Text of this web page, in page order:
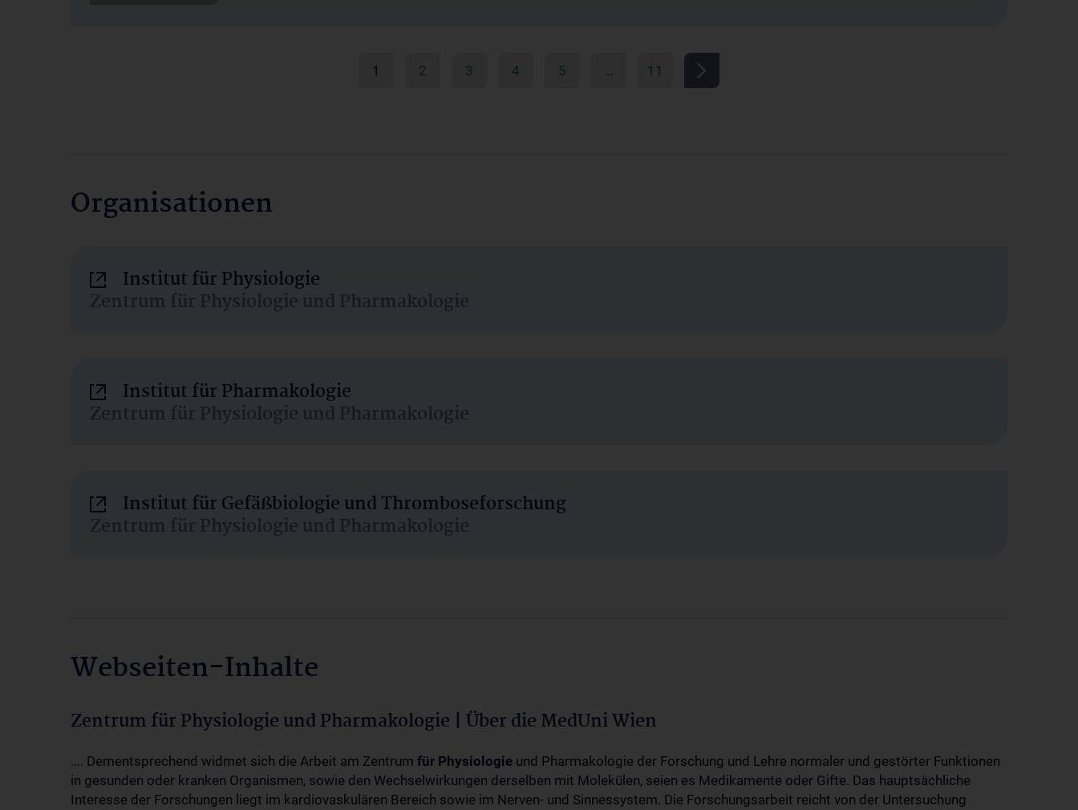
1 2 3 4 5 … 11
Organisationen
Institut für Physiologie
Zentrum für Physiologie und Pharmakologie
Institut für Pharmakologie
Zentrum für Physiologie und Pharmakologie
Institut für Gefäßbiologie und Thromboseforschung
Zentrum für Physiologie und Pharmakologie
Webseiten-Inhalte
Zentrum für Physiologie und Pharmakologie | Über die MedUni Wien
.... Dementsprechend widmet sich die Arbeit am Zentrum für Physiologie und Pharmakologie der Forschung und Lehre normaler und gestörter Funktionen
in gesunden oder kranken Organismen, sowie den Wechselwirkungen derselben mit Molekülen, seien es Medikamente oder Gifte. Das hauptsächliche
Interesse der Forschungen liegt im kardiovaskulären Bereich sowie im Nerven- und Sinnessystem. Die Forschungsarbeit reicht von der Untersuchung